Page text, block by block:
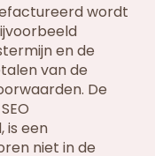
wordt
en de
van de
De
is een
niet in de